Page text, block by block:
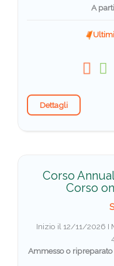
A
Dettagli
Corso
Corso
Inizio il 12/11/2026 I
Ammesso o ripreparato